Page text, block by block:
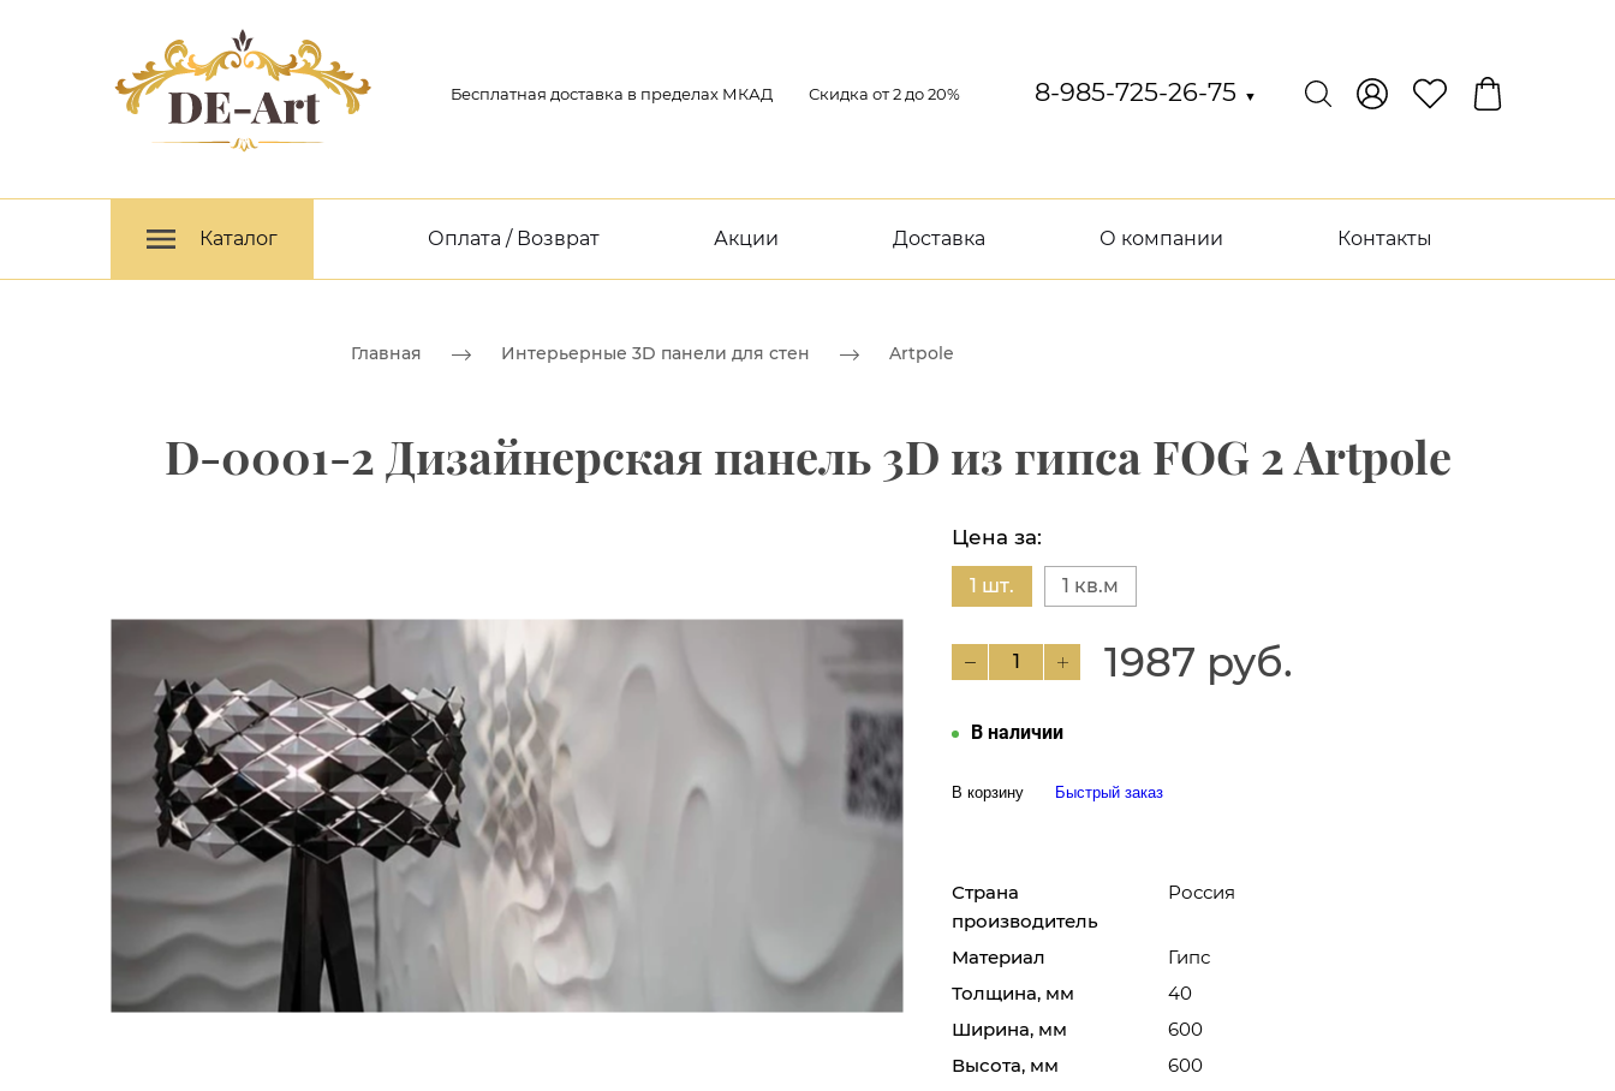
Бесплатная доставка в пределах МКАД Скидка от 2 до 20% 8-985-725-26-75 ▼
Каталог Оплата / Возврат Акции Доставка О компании Контакты
Главная Интерьерные 3D панели для стен Artpole
D-0001-2 Дизайнерская панель 3D из гипса FOG 2 Artpole
Цена за:
1 шт. 1 кв.м
1987 руб.
В наличии
В корзину Быстрый заказ
Страна
производитель
Россия
Материал
Гипс
Толщина, мм
40
Ширина, мм
600
Высота, мм
600